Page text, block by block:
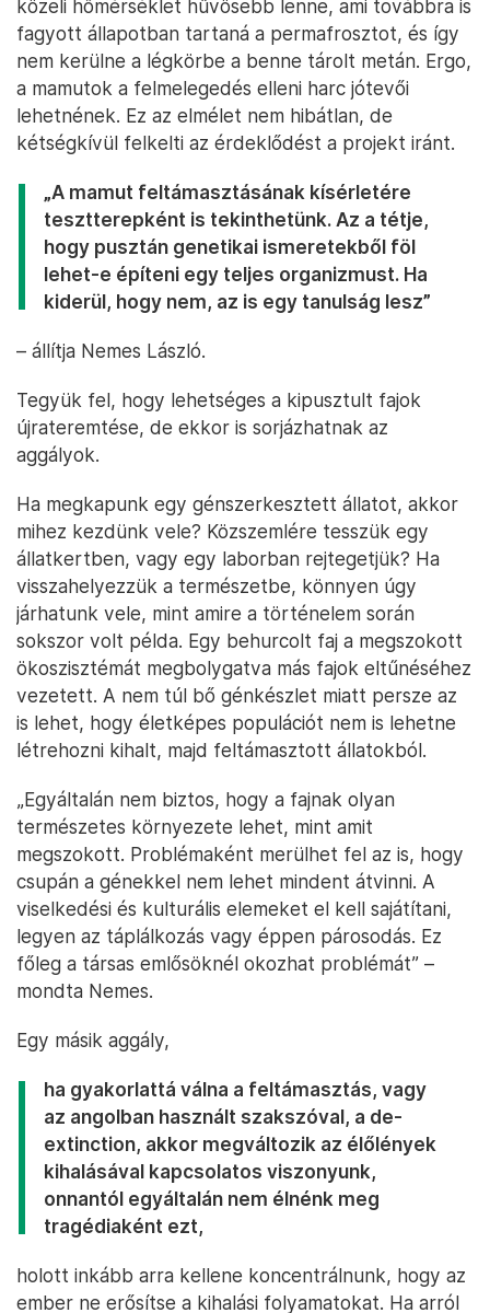
közeli hőmérséklet hűvösebb lenne, ami továbbra is
fagyott állapotban tartaná a permafrosztot, és így
nem kerülne a légkörbe a benne tárolt metán. Ergo,
a mamutok a felmelegedés elleni harc jótevői
lehetnének. Ez az elmélet nem hibátlan, de
kétségkívül felkelti az érdeklődést a projekt iránt.
„A mamut feltámasztásának kísérletére
tesztterepként is tekinthetünk. Az a tétje,
hogy pusztán genetikai ismeretekből föl
lehet-e építeni egy teljes organizmust. Ha
kiderül, hogy nem, az is egy tanulság lesz”
– állítja Nemes László.
Tegyük fel, hogy lehetséges a kipusztult fajok
újrateremtése, de ekkor is sorjázhatnak az
aggályok.
Ha megkapunk egy génszerkesztett állatot, akkor
mihez kezdünk vele? Közszemlére tesszük egy
állatkertben, vagy egy laborban rejtegetjük? Ha
visszahelyezzük a természetbe, könnyen úgy
járhatunk vele, mint amire a történelem során
sokszor volt példa. Egy behurcolt faj a megszokott
ökoszisztémát megbolygatva más fajok eltűnéséhez
vezetett. A nem túl bő génkészlet miatt persze az
is lehet, hogy életképes populációt nem is lehetne
létrehozni kihalt, majd feltámasztott állatokból.
„Egyáltalán nem biztos, hogy a fajnak olyan
természetes környezete lehet, mint amit
megszokott. Problémaként merülhet fel az is, hogy
csupán a génekkel nem lehet mindent átvinni. A
viselkedési és kulturális elemeket el kell sajátítani,
legyen az táplálkozás vagy éppen párosodás. Ez
főleg a társas emlősöknél okozhat problémát” –
mondta Nemes.
Egy másik aggály,
ha gyakorlattá válna a feltámasztás, vagy
az angolban használt szakszóval, a de-
extinction, akkor megváltozik az élőlények
kihalásával kapcsolatos viszonyunk,
onnantól egyáltalán nem élnénk meg
tragédiaként ezt,
holott inkább arra kellene koncentrálnunk, hogy az
ember ne erősítse a kihalási folyamatokat. Ha arról